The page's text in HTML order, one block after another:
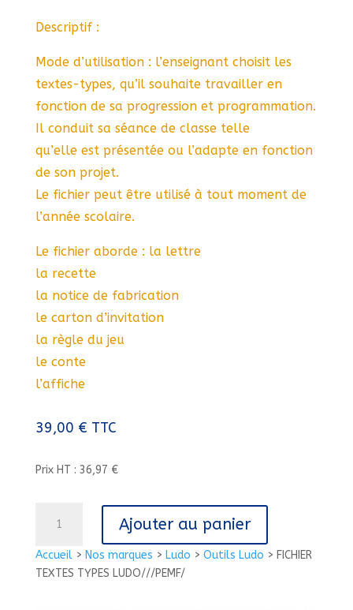
Accueil> Nos marques > Ludo > Outils Ludo > FICHIER
TEXTES TYPES LUDO///PEMF/
Descriptif :
Mode d’utilisation : l’enseignant choisit les
textes-types, qu’il souhaite travailler en
fonction de sa progression et programmation.
Il conduit sa séance de classe telle
qu’elle est présentée ou l’adapte en fonction
de son projet.
Le fichier peut être utilisé à tout moment de
l’année scolaire.
Le fichier aborde : la lettre
la recette
la notice de fabrication
le carton d’invitation
la règle du jeu
le conte
l’affiche
39,00 € TTC
Prix HT : 36,97 €
FICHIER
TEXTES
Ajouter au panier